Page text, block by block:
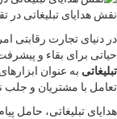
نقش هدایای تبلیغاتی در
در دنیای تجارت رقابتی
حیاتی برای بقاء و
تبلیغاتی به عنوان
تعامل با مشتریان و جلب
هدایای تبلیغاتی، حامل